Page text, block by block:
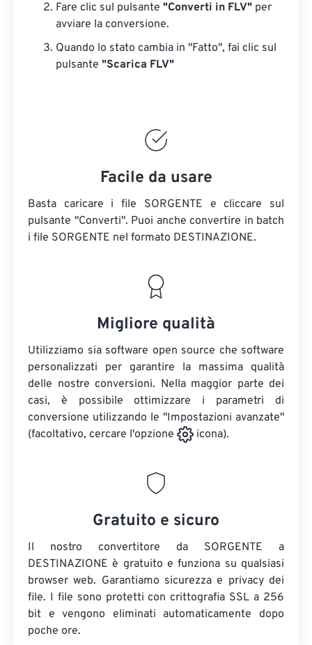
Fare clic sul pulsante "Converti in FLV" per
avviare la conversione.
Quando lo stato cambia in "Fatto", fai clic sul
pulsante "Scarica FLV"
Facile da usare
Basta caricare i file SORGENTE e cliccare sul
pulsante "Converti". Puoi anche convertire in batch
i file SORGENTE nel formato DESTINAZIONE.
Migliore qualità
Utilizziamo sia software open source che software
personalizzati per garantire la massima qualità
delle nostre conversioni. Nella maggior parte dei
casi, è possibile ottimizzare i parametri di
conversione utilizzando le "Impostazioni avanzate"
(facoltativo, cercare l'opzione
icona).
Gratuito e sicuro
Il nostro convertitore da SORGENTE a
DESTINAZIONE è gratuito e funziona su qualsiasi
browser web. Garantiamo sicurezza e privacy dei
file. I file sono protetti con crittografia SSL a 256
bit e vengono eliminati automaticamente dopo
poche ore.